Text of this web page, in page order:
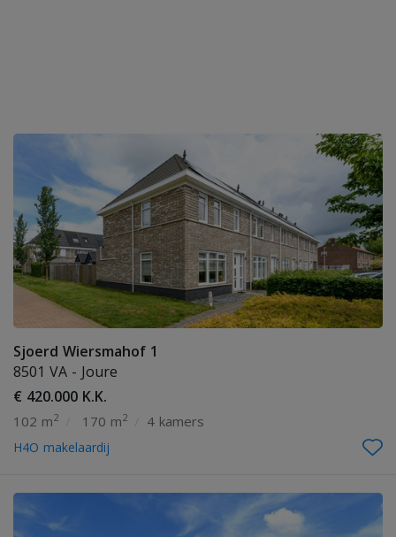
Sjoerd Wiersmahof 1
8501 VA - Joure
€ 420.000 K.K.
102 m2 170 m2 4 kamers
H4O makelaardij